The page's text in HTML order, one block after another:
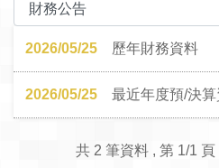
2026/05/25 歷年財務資料
2026/05/25 最近年度預/決
共 2 筆資料 , 第 1/1